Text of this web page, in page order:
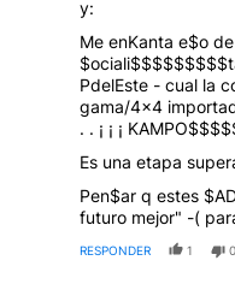
y:
Me enKanta e$o
PdelEste - cual la
gama/4x4
. . ¡ ¡ ¡
Es una etapa
Pen$ar q estes
futuro mejor" -(
RESPONDER 1 0